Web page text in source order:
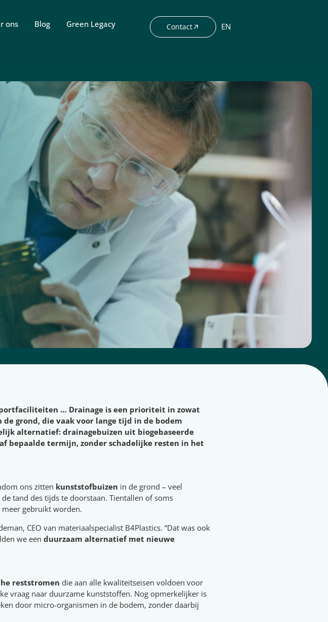
ons Blog Green Legacy Contact EN
… Drainage is een prioriteit in zowat
grond, die vaak voor lange tijd in de bodem
alternatief: drainagebuizen uit biogebaseerde
bepaalde termijn, zonder schadelijke resten in het
ons zitten kunststofbuizen in de grond – veel
tand des tijds te doorstaan. Tientallen of soms
gebruikt worden.
CEO van materiaalspecialist B4Plastics. “Dat was ook
we een duurzaam alternatief met nieuwe
reststromen die aan alle kwaliteitseisen voldoen voor
vraag naar duurzame kunststoffen. Nog opmerkelijker is
door micro-organismen in de bodem, zonder daarbij